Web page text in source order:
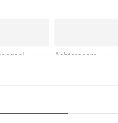
Achternaam